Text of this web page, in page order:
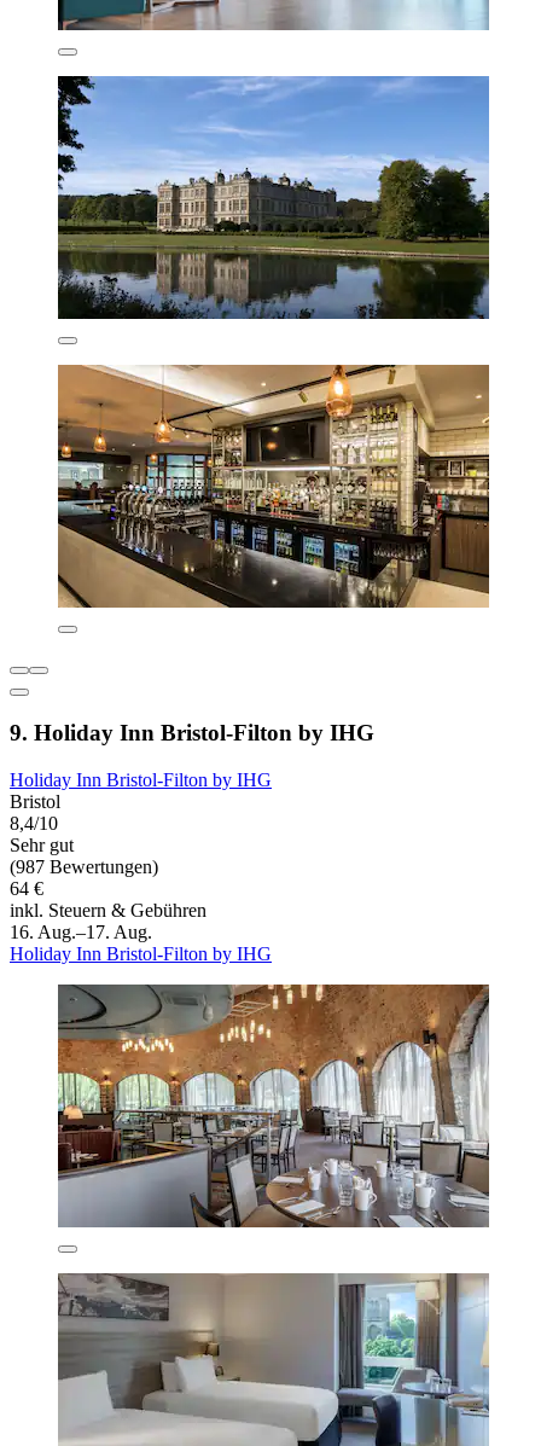
9. Holiday Inn Bristol-Filton by IHG
Holiday Inn Bristol-Filton by IHG
Bristol
8,4/10
Sehr gut
(987 Bewertungen)
64 €
inkl. Steuern & Gebühren
16. Aug.–17. Aug.
Holiday Inn Bristol-Filton by IHG